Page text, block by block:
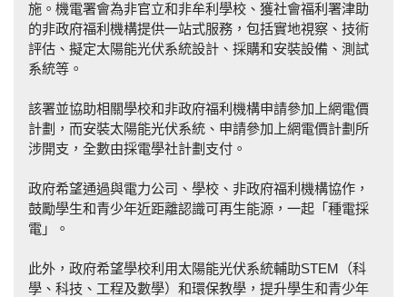
施。機電署會為非官立和非牟利學校、獲社會福利署津助
的非政府福利機構提供一站式服務，包括實地視察、技術
評估、擬定太陽能光伏系統設計、採購和安裝設備、測試
系統等。
該署並協助相關學校和非政府福利機構申請參加上網電價
計劃，而安裝太陽能光伏系統、申請參加上網電價計劃所
涉開支，全數由採電學社計劃支付。
政府希望通過與電力公司、學校、非政府福利機構協作，
鼓勵學生和青少年近距離認識可再生能源，一起「種電採
電」。
此外，政府希望學校利用太陽能光伏系統輔助STEM（科
學、科技、工程及數學）和環保教學，提升學生和青少年